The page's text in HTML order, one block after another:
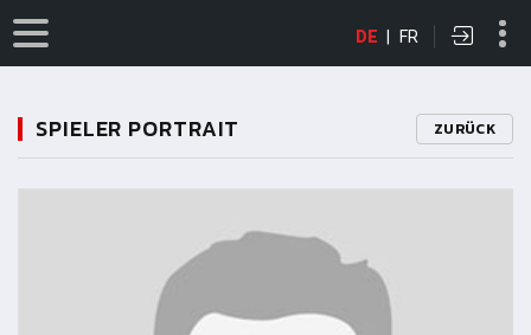
DE | FR
SPIELER PORTRAIT ZURÜCK